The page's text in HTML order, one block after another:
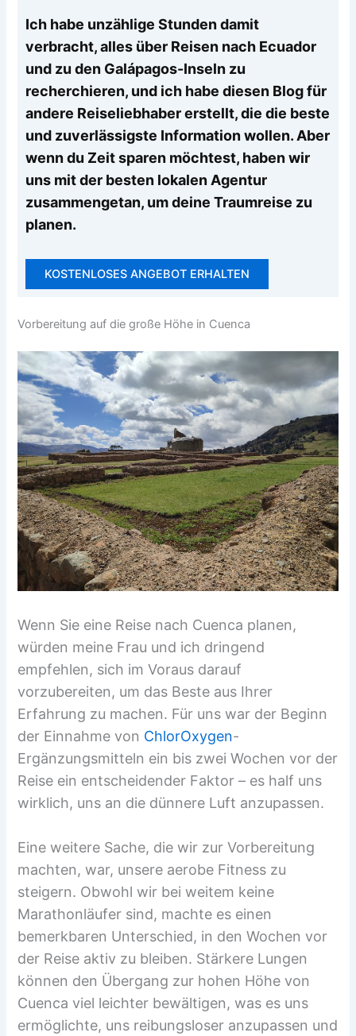
Ich habe unzählige Stunden damit
verbracht, alles über Reisen nach Ecuador
und zu den Galápagos-Inseln zu
recherchieren, und ich habe diesen Blog für
andere Reiseliebhaber erstellt, die die beste
und zuverlässigste Information wollen. Aber
wenn du Zeit sparen möchtest, haben wir
uns mit der besten lokalen Agentur
zusammengetan, um deine Traumreise zu
planen.
KOSTENLOSES ANGEBOT ERHALTEN
Vorbereitung auf die große Höhe in Cuenca
Wenn Sie eine Reise nach Cuenca planen,
würden meine Frau und ich dringend
empfehlen, sich im Voraus darauf
vorzubereiten, um das Beste aus Ihrer
Erfahrung zu machen. Für uns war der Beginn
der Einnahme von ChlorOxygen-
Ergänzungsmitteln ein bis zwei Wochen vor der
Reise ein entscheidender Faktor – es half uns
wirklich, uns an die dünnere Luft anzupassen.
Eine weitere Sache, die wir zur Vorbereitung
machten, war, unsere aerobe Fitness zu
steigern. Obwohl wir bei weitem keine
Marathonläufer sind, machte es einen
bemerkbaren Unterschied, in den Wochen vor
der Reise aktiv zu bleiben. Stärkere Lungen
können den Übergang zur hohen Höhe von
Cuenca viel leichter bewältigen, was es uns
ermöglichte, uns reibungsloser anzupassen und